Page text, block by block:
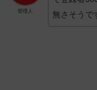
管理人
無さそうで